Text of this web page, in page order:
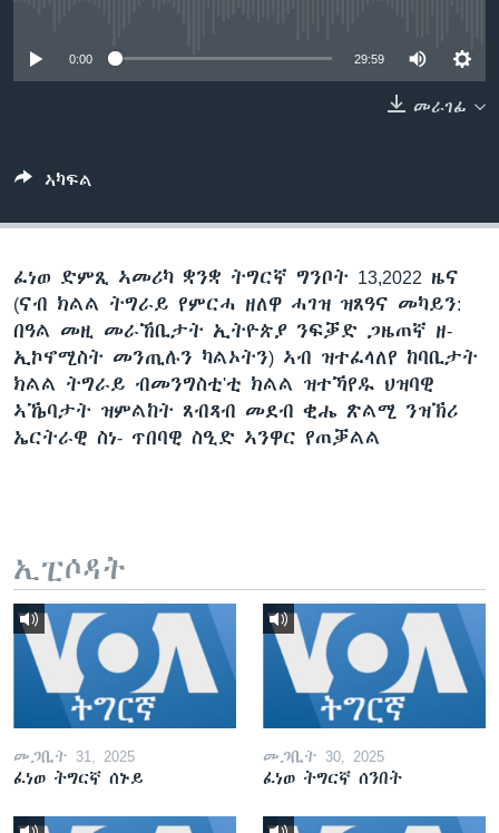
0:00 29:59
መራገፊ
ኣካፍል
ፈነወ ድምጺ ኣመሪካ ቋንቋ ትግርኛ ግንቦት 13,2022 ዜና
(ናብ ክልል ትግራይ የምርሓ ዘለዋ ሓገዝ ዝጸዓና መካይን:
በዓል መዚ መራኸቢታት ኢትዮጵያ ንፍቓድ ጋዜጠኛ ዘ-
ኢኮኖሚስት መንጢሉን ካልኦትን) ኣብ ዝተፈላለየ ከባቢታት
ክልል ትግራይ ብመንግስቲ'ቲ ክልል ዝተኻየዱ ህዝባዊ
ኣኼባታት ዝምልከት ጸብጻብ መደብ ቂሔ ጽልሚ ንዝኽሪ
ኤርትራዊ ስነ- ጥበባዊ ስዒድ ኣንዋር የጠቓልል
ኢፒሶዳት
መጋቢት 31, 2025
ፈነወ ትግርኛ ሰኑይ
መጋቢት 30, 2025
ፈነወ ትግርኛ ሰንበት